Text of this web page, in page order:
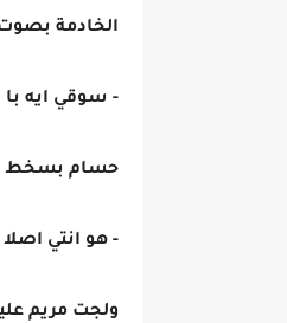
الخادمة
- سوقي ايه با
حسام بسخط
- هو انتي
ولجت مريم